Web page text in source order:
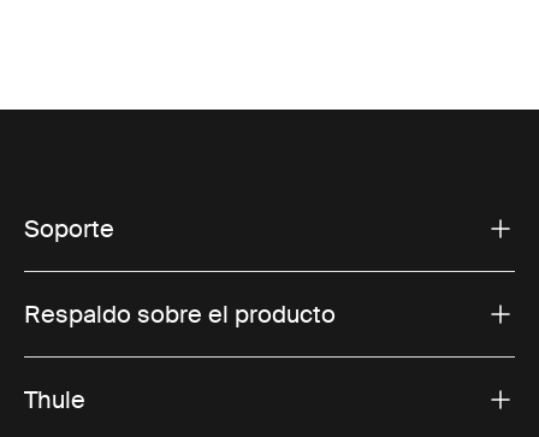
Soporte
Respaldo sobre el producto
Thule